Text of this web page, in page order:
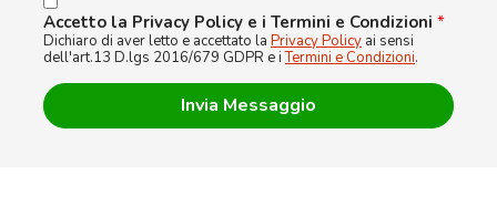
Accetto la Privacy Policy e i Termini e Condizioni *
Dichiaro di aver letto e accettato la Privacy Policy ai sensi
dell'art.13 D.lgs 2016/679 GDPR e iTermini e Condizioni.